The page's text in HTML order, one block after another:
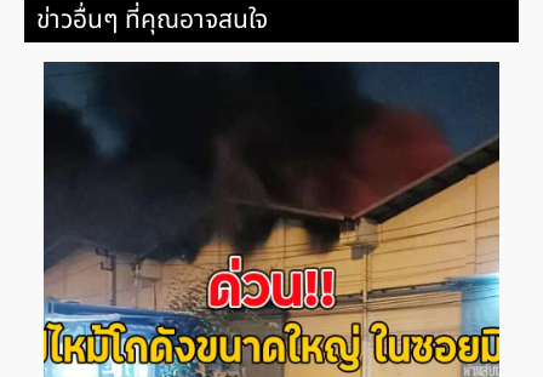
ข่าวอื่นๆ ที่คุณอาจสนใจ